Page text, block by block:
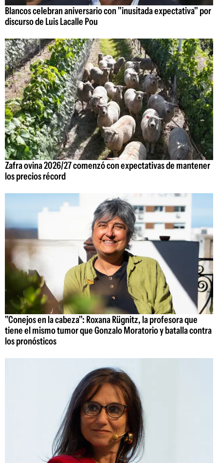
Blancos celebran aniversario con "inusitada expectativa" por
discurso de Luis Lacalle Pou
Zafra ovina 2026/27 comenzó con expectativas de mantener
los precios récord
"Conejos en la cabeza": Roxana Rügnitz, la profesora que
tiene el mismo tumor que Gonzalo Moratorio y batalla contra
los pronósticos